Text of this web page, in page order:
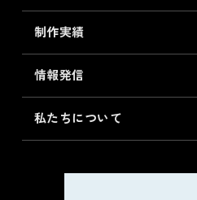
制作実績
情報発信
私たちについて